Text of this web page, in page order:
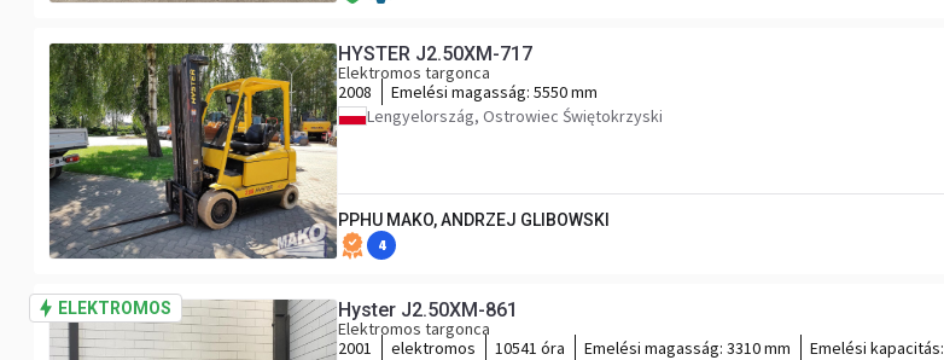
HYSTER J2.50XM-717
Elektromos targonca
2008
Emelési magasság: 5550 mm
Lengyelország, Ostrowiec Świętokrzyski
PPHU MAKO, ANDRZEJ GLIBOWSKI
4
ELEKTROMOS Hyster J2.50XM-861
Elektromos targonca
2001
elektromos 10541 óra Emelési magasság: 3310 mm Emelési kapacitás: